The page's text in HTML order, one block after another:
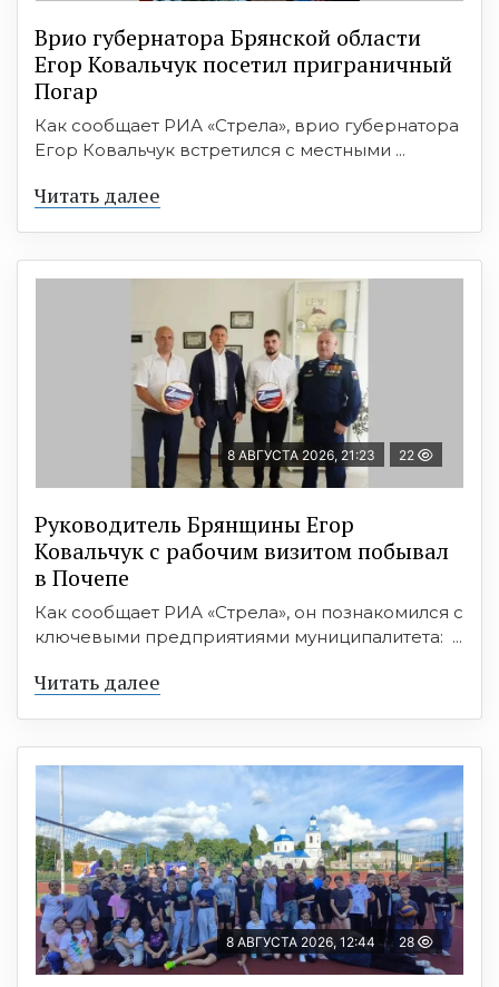
Врио губернатора Брянской области
Егор Ковальчук посетил приграничный
Погар
Как сообщает РИА «Стрела», врио губернатора
Егор Ковальчук встретился с местными ...
Читать далее
8 АВГУСТА 2026, 21:23 22
Руководитель Брянщины Егор
Ковальчук с рабочим визитом побывал
в Почепе
Как сообщает РИА «Стрела», он познакомился с
ключевыми предприятиями муниципалитета: ...
Читать далее
8 АВГУСТА 2026, 12:44 28